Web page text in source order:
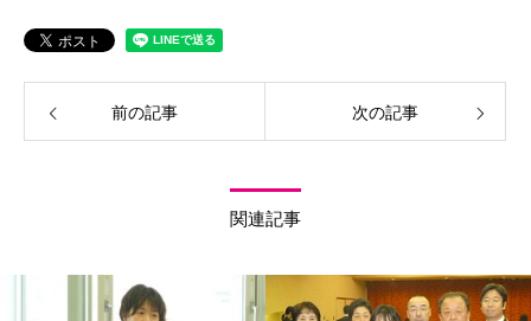
前の記事 次の記事
関連記事